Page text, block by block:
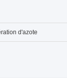
d'azote